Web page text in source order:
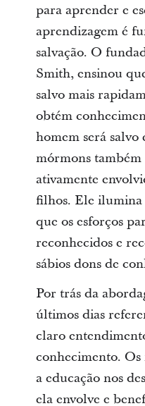
para aprender e
aprendizagem é
salvação. O
Smith, ensinou
salvo mais
obtém
homem será
mórmons
ativamente
filhos. Ele
que os esforços
reconhecidos e
sábios dons de
Por trás da
últimos dias
claro
conhecimento.
a educação nos
ela envolve e